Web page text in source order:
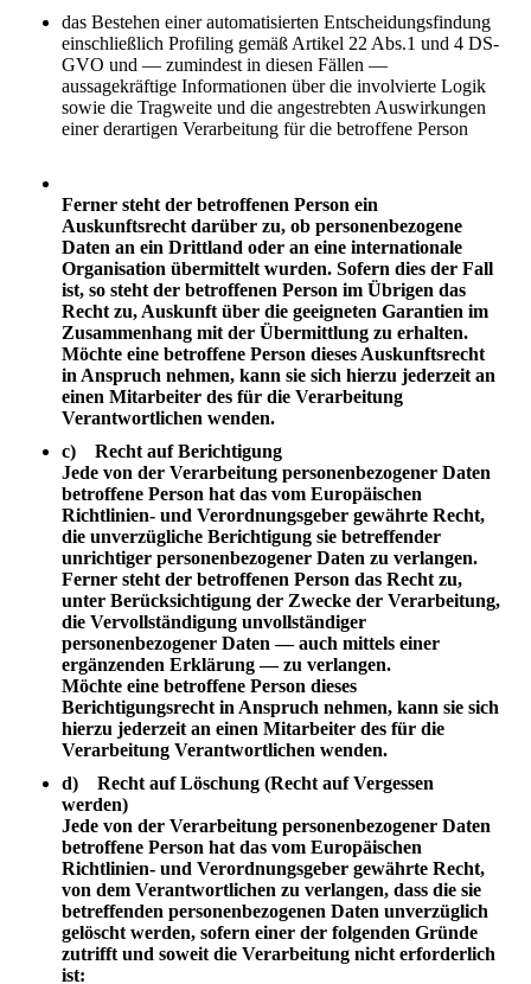
das Bestehen einer automatisierten Entscheidungsfindung
einschließlich Profiling gemäß Artikel 22 Abs.1 und 4 DS-
GVO und — zumindest in diesen Fällen —
aussagekräftige Informationen über die involvierte Logik
sowie die Tragweite und die angestrebten Auswirkungen
einer derartigen Verarbeitung für die betroffene Person
Ferner steht der betroffenen Person ein
Auskunftsrecht darüber zu, ob personenbezogene
Daten an ein Drittland oder an eine internationale
Organisation übermittelt wurden. Sofern dies der Fall
ist, so steht der betroffenen Person im Übrigen das
Recht zu, Auskunft über die geeigneten Garantien im
Zusammenhang mit der Übermittlung zu erhalten.
Möchte eine betroffene Person dieses Auskunftsrecht
in Anspruch nehmen, kann sie sich hierzu jederzeit an
einen Mitarbeiter des für die Verarbeitung
Verantwortlichen wenden.
c) Recht auf Berichtigung
Jede von der Verarbeitung personenbezogener Daten
betroffene Person hat das vom Europäischen
Richtlinien- und Verordnungsgeber gewährte Recht,
die unverzügliche Berichtigung sie betreffender
unrichtiger personenbezogener Daten zu verlangen.
Ferner steht der betroffenen Person das Recht zu,
unter Berücksichtigung der Zwecke der Verarbeitung,
die Vervollständigung unvollständiger
personenbezogener Daten — auch mittels einer
ergänzenden Erklärung — zu verlangen.
Möchte eine betroffene Person dieses
Berichtigungsrecht in Anspruch nehmen, kann sie sich
hierzu jederzeit an einen Mitarbeiter des für die
Verarbeitung Verantwortlichen wenden.
d) Recht auf Löschung (Recht auf Vergessen
werden)
Jede von der Verarbeitung personenbezogener Daten
betroffene Person hat das vom Europäischen
Richtlinien- und Verordnungsgeber gewährte Recht,
von dem Verantwortlichen zu verlangen, dass die sie
betreffenden personenbezogenen Daten unverzüglich
gelöscht werden, sofern einer der folgenden Gründe
zutrifft und soweit die Verarbeitung nicht erforderlich
ist: